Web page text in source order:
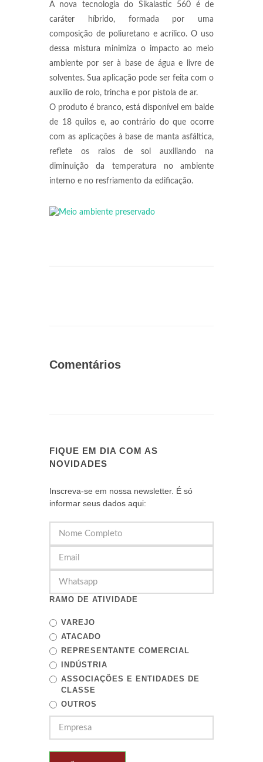
A nova tecnologia do Sikalastic 560 é de
caráter híbrido, formada por uma
composição de poliuretano e acrílico. O uso
dessa mistura minimiza o impacto ao meio
ambiente por ser à base de água e livre de
solventes. Sua aplicação pode ser feita com o
auxílio de rolo, trincha e por pistola de ar.
O produto é branco, está disponível em balde
de 18 quilos e, ao contrário do que ocorre
com as aplicações à base de manta asfáltica,
reflete os raios de sol auxiliando na
diminuição da temperatura no ambiente
interno e no resfriamento da edificação.
Comentários
FIQUE EM DIA COM AS
NOVIDADES
Inscreva-se em nossa newsletter. É só
informar seus dados aqui:
RAMO DE ATIVIDADE
VAREJO
ATACADO
REPRESENTANTE COMERCIAL
INDÚSTRIA
ASSOCIAÇÕES E ENTIDADES DE
CLASSE
OUTROS